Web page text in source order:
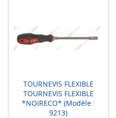
TOURNEVIS FLEXIBLE
TOURNEVIS FLEXIBLE
*NOIRECO* (Modèle :
9213)